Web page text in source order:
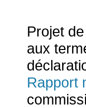
Projet
aux
Rapport